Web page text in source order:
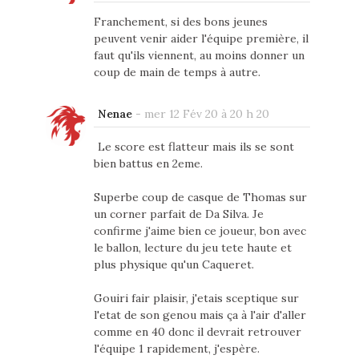
Franchement, si des bons jeunes
peuvent venir aider l'équipe première, il
faut qu'ils viennent, au moins donner un
coup de main de temps à autre.
Nenae- mer 12 Fév 20 à 20 h 20
Le score est flatteur mais ils se sont
bien battus en 2eme.
Superbe coup de casque de Thomas sur
un corner parfait de Da Silva. Je
confirme j'aime bien ce joueur, bon avec
le ballon, lecture du jeu tete haute et
plus physique qu'un Caqueret.
Gouiri fair plaisir, j'etais sceptique sur
l'etat de son genou mais ça à l'air d'aller
comme en 40 donc il devrait retrouver
l'équipe 1 rapidement, j'espère.